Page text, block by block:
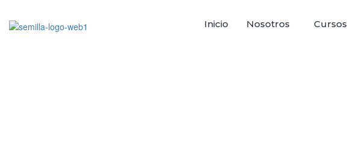
Inicio Nosotros Cursos